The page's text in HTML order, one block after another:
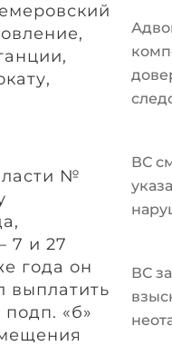
№
7 и 27
года он
выплатить
«б»
ВС
ВС